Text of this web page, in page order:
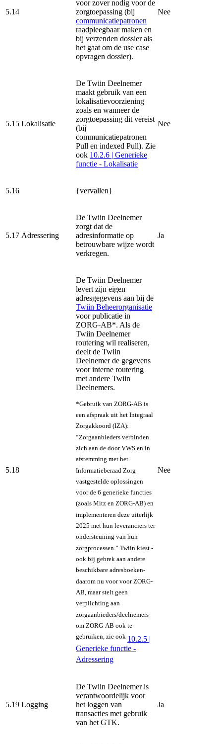
5.14
voor zover nodig voor de
zorgtoepassing (bij
communicatiepatronen
raadpleegbaar maken en
bij verzenden dossier als
het gaat om de use case
opvragen dossier).
Nee
5.15 Lokalisatie
De Twiin Deelnemer
maakt gebruik van een
lokalisatievoorziening
zoals en wanneer de
zorgtoepassing dit vereist
(bij
communicatiepatronen
Pull en indexed Pull). Zie
ook 10.2.6 | Generieke
functie - Lokalisatie
Nee
5.16 {vervallen}
5.17 Adressering
De Twiin Deelnemer
zorgt dat de
adresinformatie op
betrouwbare wijze wordt
verkregen.
Ja
5.18
De Twiin Deelnemer
levert zijn eigen
adresgegevens aan bij de
Twiin Beheerorganisatie
voor publicatie in
ZORG-AB*. Als de
Twiin Deelnemer
routering wil realiseren,
deelt de Twiin
Deelnemer de gegevens
voor interne routering
met andere Twiin
Deelnemers.
*Gebruik van ZORG-AB is
een afspraak uit het Integraal
Zorgakkoord (IZA):
“Zorgaanbieders verbinden
zich aan de door VWS en in
afstemming met het
Informatieberaad Zorg
vastgestelde oplossingen
voor de 6 generieke functies
(zoals Mitz en ZORG-AB) en
implementeren deze uiterlijk
2025 met hun leveranciers ter
ondersteuning van hun
zorgprocessen.” Twiin kiest -
ook bij gebrek aan andere
beschikbare adresboeken-
daarom nu voor voor ZORG-
AB, maar stelt geen
verplichting aan
zorgaanbieders/deelnemers
om ZORG-AB ook te
gebruiken, zie ook 10.2.5 |
Generieke functie -
Adressering
Nee
5.19 Logging
De Twiin Deelnemer is
verantwoordelijk voor
het loggen van
transacties met gebruik
van het GTK.
Ja